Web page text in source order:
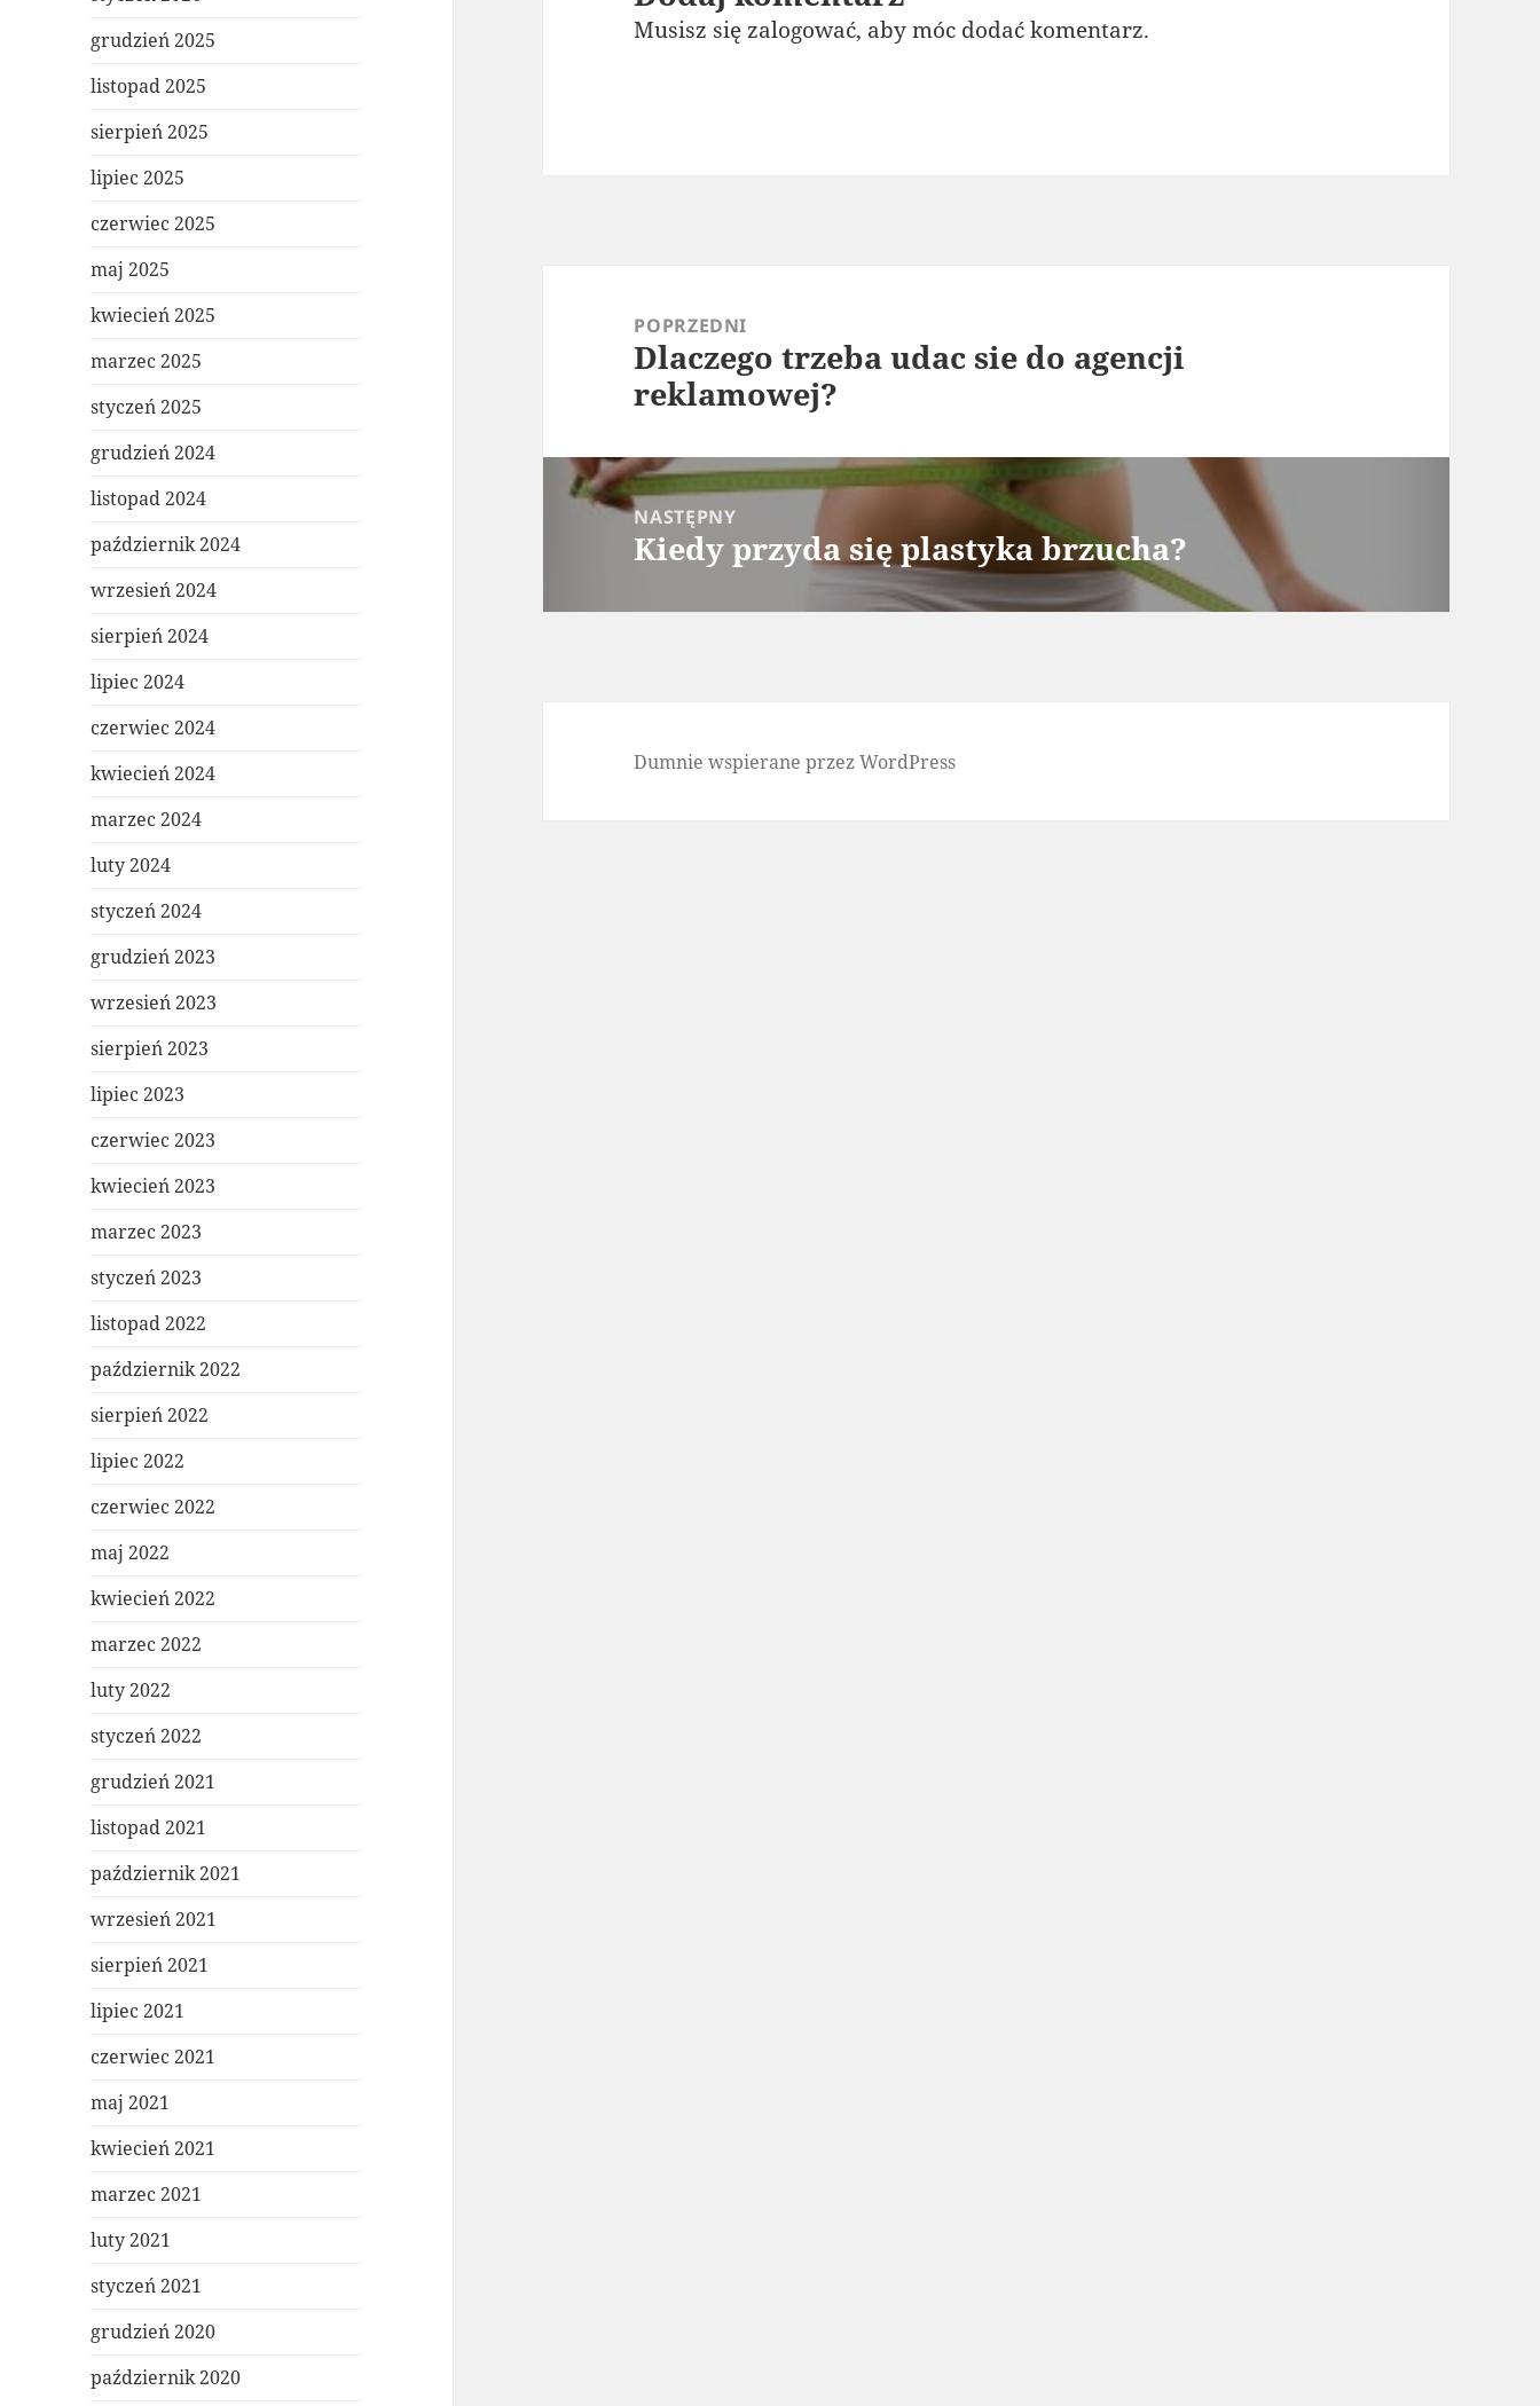
grudzień 2025
listopad 2025
sierpień 2025
lipiec 2025
czerwiec 2025
maj 2025
kwiecień 2025
marzec 2025
styczeń 2025
grudzień 2024
listopad 2024
październik 2024
wrzesień 2024
sierpień 2024
lipiec 2024
czerwiec 2024
kwiecień 2024
marzec 2024
luty 2024
styczeń 2024
grudzień 2023
wrzesień 2023
sierpień 2023
lipiec 2023
czerwiec 2023
kwiecień 2023
marzec 2023
styczeń 2023
listopad 2022
październik 2022
sierpień 2022
lipiec 2022
czerwiec 2022
maj 2022
kwiecień 2022
marzec 2022
luty 2022
styczeń 2022
grudzień 2021
listopad 2021
październik 2021
wrzesień 2021
sierpień 2021
lipiec 2021
czerwiec 2021
maj 2021
kwiecień 2021
marzec 2021
luty 2021
styczeń 2021
grudzień 2020
październik 2020
Musisz sięzalogować, aby móc dodać komentarz.
POPRZEDNI
Poprzedni
wpis:
Dlaczego trzeba udac sie do agencji
reklamowej?
NASTĘPNY
Następny
Kiedy przyda się plastyka brzucha?
Dumnie wspierane przez WordPress